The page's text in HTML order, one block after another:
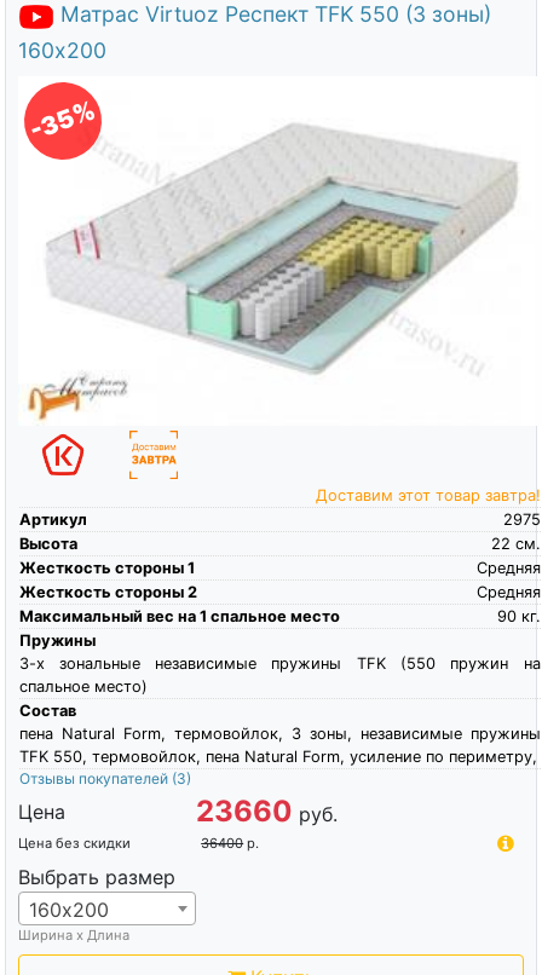
Матрас Virtuoz Респект TFK 550 (3 зоны)
160х200
-35%
Доставим этот товар завтра!
Артикул
2975
Высота
см.
22
Жесткость стороны 1
Средняя
Жесткость стороны 2
Средняя
Максимальный вес на 1 спальное место
кг.
90
Пружины
3-х зональные независимые пружины TFK (550 пружин на
спальное место)
Состав
пена Natural Form, термовойлок, 3 зоны, независимые пружины
TFK 550, термовойлок, пена Natural Form, усиление по периметру,
Отзывы покупателей (3)
Цена 23660 руб.
Цена без скидки 36400 р.
Выбрать размер
160х200
Ширина х Длина